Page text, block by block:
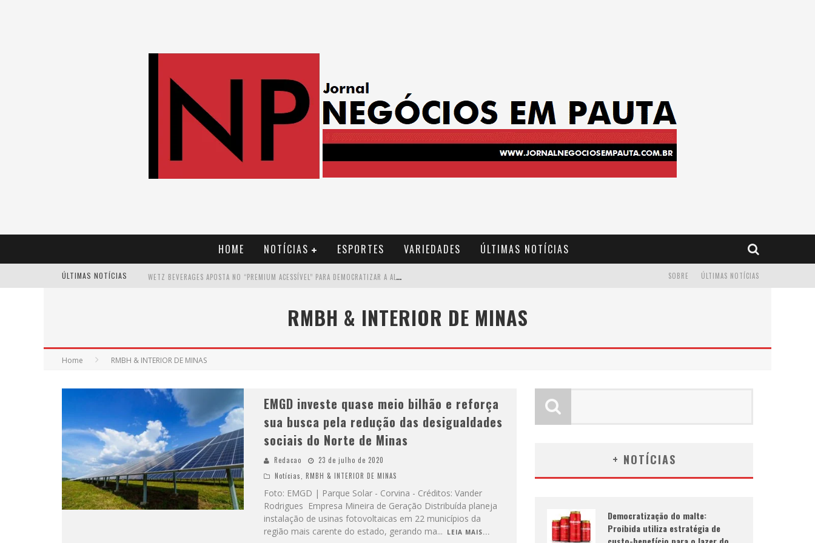
HOME NOTÍCIAS ESPORTES VARIEDADES ÚLTIMAS NOTÍCIAS
ÚLTIMAS NOTÍCIAS W
ETZ BEVERAGES APOSTA NO “PREMIUM ACESSÍVEL” PARA DEMOCRATIZAR A ALTA COQUETELARIA COM GARRAFAS DE 1 LITRO
C
OMO A CORTEX SEDUZIU GOOGLE, AWS E MCDONALD’S COM IA PARA O GO-TO-MARKET
D
EMOCRATIZAÇÃO DO MALTE: PROIBIDA UTILIZA ESTRATÉGIA DE CUSTO-BENEFÍCIO PARA O LAZER DO BRASILEIRO
ÚLTIMAS NOTÍCIAS
SOBRE
RMBH & INTERIOR DE MINAS
Home RMBH & INTERIOR DE MINAS
EMGD investe quase meio bilhão e reforça
sua busca pela redução das desigualdades
sociais do Norte de Minas
Redacao
23 de julho de 2020
Notícias
RMBH & INTERIOR DE MINAS
Foto: EMGD | Parque Solar - Corvina - Créditos: Vander
Rodrigues Empresa Mineira de Geração Distribuída planeja
instalação de usinas fotovoltaicas em 22 municípios da
região mais carente do estado, gerando ma... LEIA MAIS...
+ NOTÍCIAS
Democratização do malte:
Proibida utiliza estratégia de